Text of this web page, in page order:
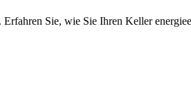
Sie, wie Sie Ihren Keller